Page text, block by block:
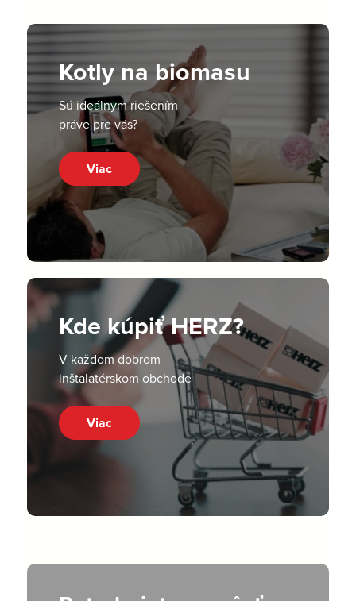
Kotly na biomasu
Sú ideálnym riešením
práve pre vás?
Viac
Kde kúpiť HERZ?
V každom dobrom
inštalatérskom obchode
Viac